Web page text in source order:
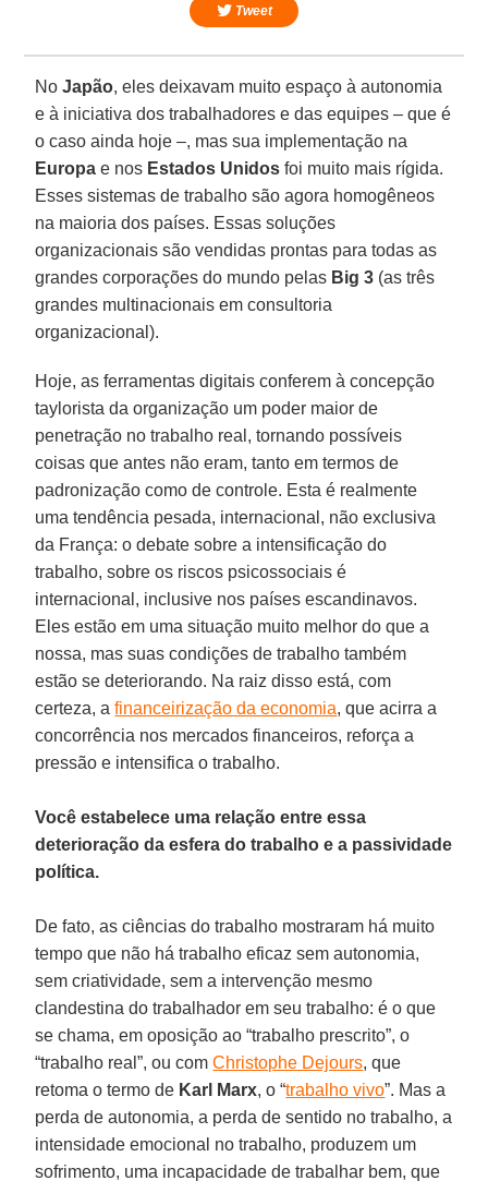
Tweet
NoJapão, eles deixavam muito espaço à autonomia
e à iniciativa dos trabalhadores e das equipes – que é
o caso ainda hoje –, mas sua implementação na
Europa e nos Estados Unidos foi muito mais rígida.
Esses sistemas de trabalho são agora homogêneos
na maioria dos países. Essas soluções
organizacionais são vendidas prontas para todas as
grandes corporações do mundo pelas Big 3 (as três
grandes multinacionais em consultoria
organizacional).
Hoje, as ferramentas digitais conferem à concepção
taylorista da organização um poder maior de
penetração no trabalho real, tornando possíveis
coisas que antes não eram, tanto em termos de
padronização como de controle. Esta é realmente
uma tendência pesada, internacional, não exclusiva
da França: o debate sobre a intensificação do
trabalho, sobre os riscos psicossociais é
internacional, inclusive nos países escandinavos.
Eles estão em uma situação muito melhor do que a
nossa, mas suas condições de trabalho também
estão se deteriorando. Na raiz disso está, com
certeza, afinanceirização da economia, que acirra a
concorrência nos mercados financeiros, reforça a
pressão e intensifica o trabalho.
Você estabelece uma relação entre essa
deterioração da esfera do trabalho e a passividade
política.
De fato, as ciências do trabalho mostraram há muito
tempo que não há trabalho eficaz sem autonomia,
sem criatividade, sem a intervenção mesmo
clandestina do trabalhador em seu trabalho: é o que
se chama, em oposição ao “trabalho prescrito”, o
“trabalho real”, ou comChristophe Dejours, que
retoma o termo de Karl Marx, o “trabalho vivo”. Mas a
perda de autonomia, a perda de sentido no trabalho, a
intensidade emocional no trabalho, produzem um
sofrimento, uma incapacidade de trabalhar bem, que